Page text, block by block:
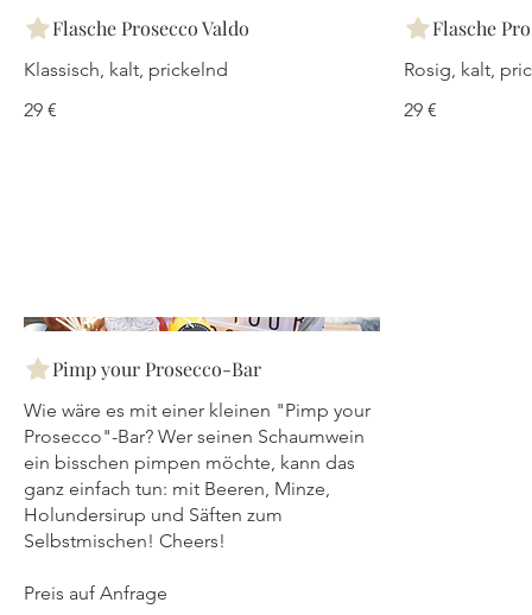
Flasche Prosecco Valdo
Klassisch, kalt, prickelnd
29 €
Flasche
Rosig, kalt,
29 €
Pimp your Prosecco-Bar
Wie wäre es mit einer kleinen "Pimp your
Prosecco"-Bar? Wer seinen Schaumwein
ein bisschen pimpen möchte, kann das
ganz einfach tun: mit Beeren, Minze,
Holundersirup und Säften zum
Selbstmischen! Cheers!
Preis auf Anfrage